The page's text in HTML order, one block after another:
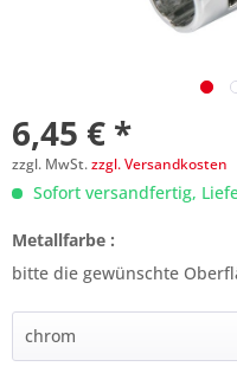
6,45 € *
zzgl. MwSt.zzgl. Versandkosten
Sofort versandfertig,
Metallfarbe :
bitte die gewünschte